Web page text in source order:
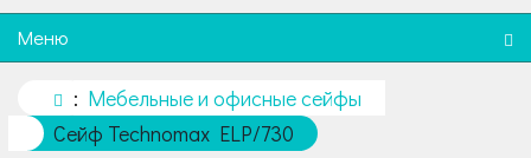
Меню
Мебельные и офисные сейфы
Сейф Technomax ELP/730